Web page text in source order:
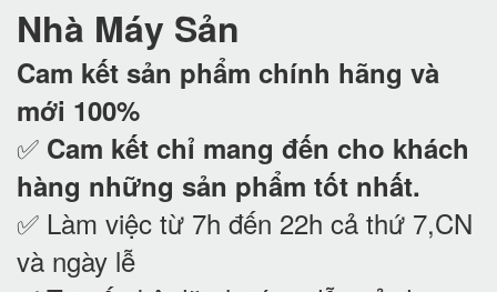
Nhà Máy Sản
Cam kết sản phẩm chính hãng và
mới 100%
✅ Cam kết chỉ mang đến cho khách
hàng những sản phẩm tốt nhất.
✅ Làm việc từ 7h đến 22h cả thứ 7,CN
và ngày lễ